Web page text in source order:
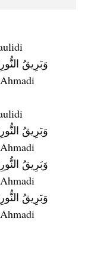
وَبَرِيقُ
وَبَرِيقُ
وَبَرِيقُ
وَبَرِيقُ